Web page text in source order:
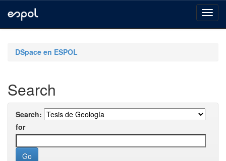
navigationDSpace en ESPOL
Search
Search:
for